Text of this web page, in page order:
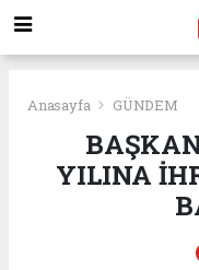
Anasayfa GÜNDEM
YILINA